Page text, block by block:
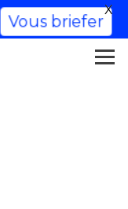
Vous briefer
X